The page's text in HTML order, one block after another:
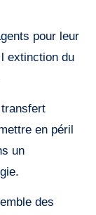
pour leur
extinction du
en péril
un
des